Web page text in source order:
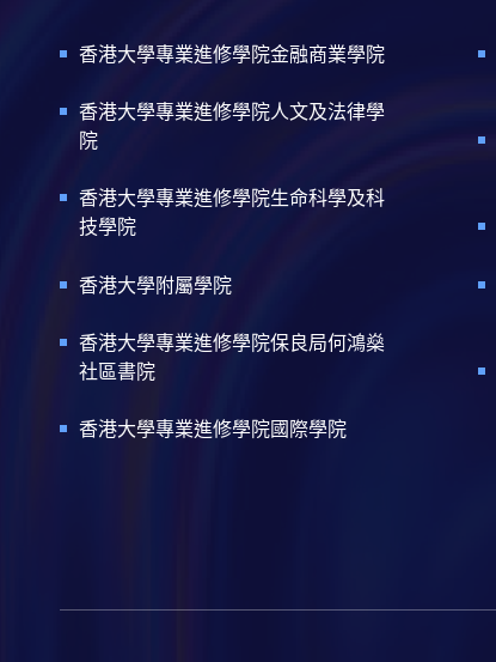
香港大學專業進修學院金融商業學院
香港大學專業進修學院人文及法律學
院
香港大學專業進修學院生命科學及科
技學院
香港大學附屬學院
香港大學專業進修學院保良局何鴻燊
社區書院
香港大學專業進修學院國際學院